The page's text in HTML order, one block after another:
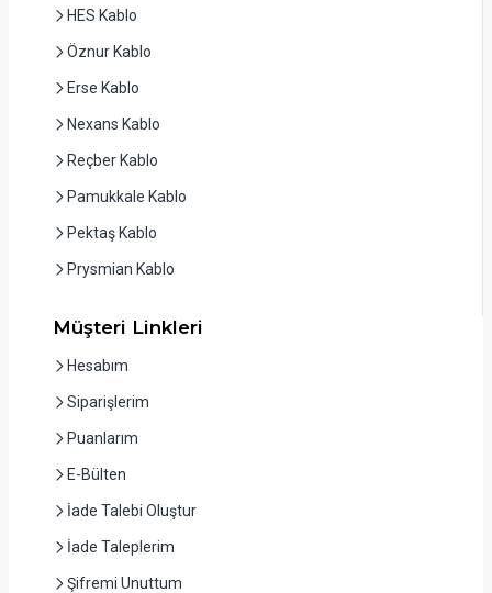
HES Kablo
Öznur Kablo
Erse Kablo
Nexans Kablo
Reçber Kablo
Pamukkale Kablo
Pektaş Kablo
Prysmian Kablo
Müşteri Linkleri
Hesabım
Siparişlerim
Puanlarım
E-Bülten
İade Talebi Oluştur
İade Taleplerim
Şifremi Unuttum